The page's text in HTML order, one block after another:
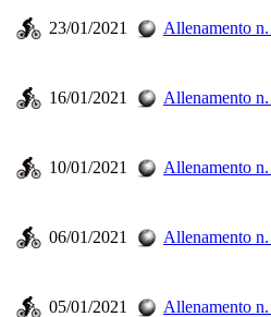
23/01/2021 Allenamento
16/01/2021 Allenamento
10/01/2021 Allenamento
06/01/2021 Allenamento
05/01/2021 Allenamento